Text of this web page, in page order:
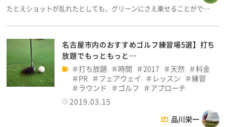
たとえショットが乱れたとしても、グリーンにさえ乗せることがで…
名古屋市内のおすすめゴルフ練習場5選】打ち
放題でもっともっと…
打ち放題
時間 2017 天然
料金
PR
フェアウェイ レッスン
練習
ラウンド
ゴルフ
アプローチ
2019.03.15
品川栄一